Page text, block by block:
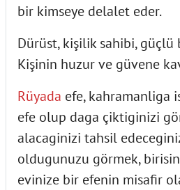
bir kimseye delalet eder.
Dürüst, kişilik sahibi, güçlü
Kişinin huzur ve güvene
Rüyada efe, kahramanliga
efe olup daga çiktiginizi
alacaginizi tahsil
oldugunuzu görmek,
evinize bir efenin misafir